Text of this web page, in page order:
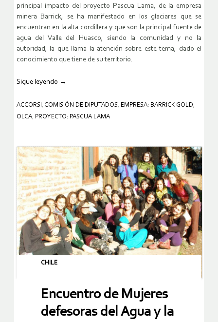
principal impacto del proyecto Pascua Lama, de la empresa
minera Barrick, se ha manifestado en los glaciares que se
encuentran en la alta cordillera y que son la principal fuente de
agua del Valle del Huasco, siendo la comunidad y no la
autoridad, la que llama la atención sobre este tema, dado el
conocimiento que tiene de su territorio.
Sigue leyendo →
ACCORSI , COMISIÓN DE DIPUTADOS, EMPRESA: BARRICK GOLD,
OLCA, PROYECTO: PASCUA LAMA
CHILE
Encuentro de Mujeres
defesoras del Agua y la